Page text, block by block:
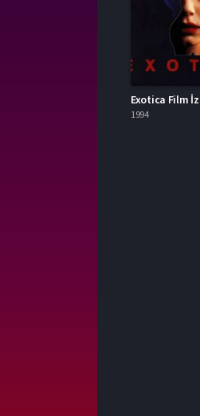
Exotica Film
1994